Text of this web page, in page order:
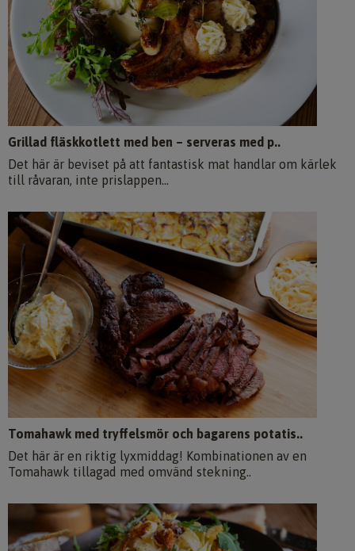
Grillad fläskkotlett med ben – serveras med p..
Det här är beviset på att fantastisk mat handlar om kärlek
till råvaran, inte prislappen...
Tomahawk med tryffelsmör och bagarens potatis..
Det här är en riktig lyxmiddag! Kombinationen av en
Tomahawk tillagad med omvänd stekning..